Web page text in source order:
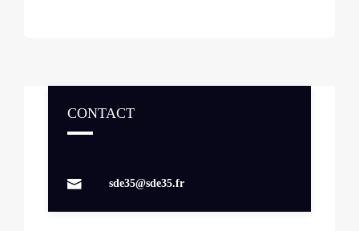
CONTACT
sde35@sde35.fr